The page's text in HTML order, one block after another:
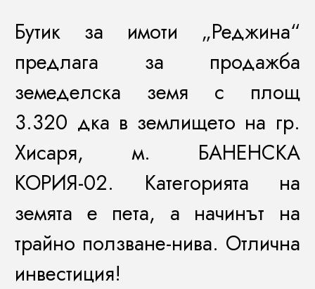
Бутик за имоти „Реджина“
предлага за продажба
земеделска земя с площ
3.320 дка в землището на гр.
Хисаря, м. БАНЕНСКА
КОРИЯ-02. Категорията на
земята е пета, а начинът на
трайно ползване-нива. Отлична
инвестиция!